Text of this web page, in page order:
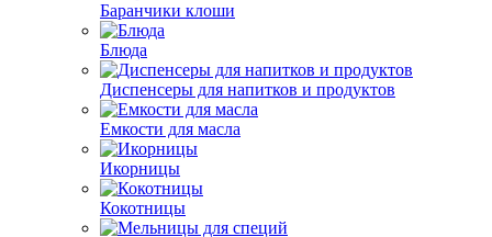
Баранчики клоши
Блюда
Диспенсеры для напитков и продуктов
Емкости для масла
Икорницы
Кокотницы